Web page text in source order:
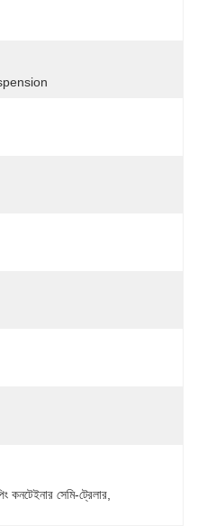
কনটেইনার সেমি-ট্রেলার